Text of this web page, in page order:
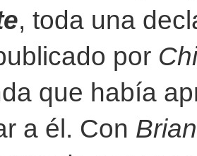
, toda una
por
que había
a él. Con